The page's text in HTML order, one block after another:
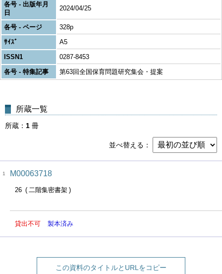
各号 - 出版年月
日
2024/04/25
各号 - ページ
328p
ｻｲｽﾞ
A5
ISSN1
0287-8453
各号 - 特集記事
第63回全国保育問題研究集会・提案
所蔵一覧
所蔵 1 冊
並べ替える
1 M00063718
26 二階集密書架
貸出不可 製本済み
この資料のタイトルとURLをコピー